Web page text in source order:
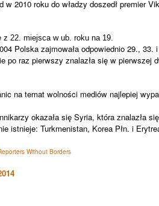
2010 roku do władzy doszedł premier
z 22. miejsca w ub. roku na 19.
Polska zajmowała odpowiednio 29., 33.
po raz pierwszy znalazła się w pierwszej
na temat wolności mediów najlepiej
okazała się Syria, która znalazła
istnieje: Turkmenistan, Korea Płn. i
Without Borders